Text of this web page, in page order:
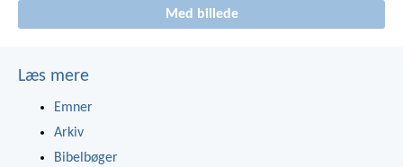
Med billede
Læs mere
Emner
Arkiv
Bibelbøger